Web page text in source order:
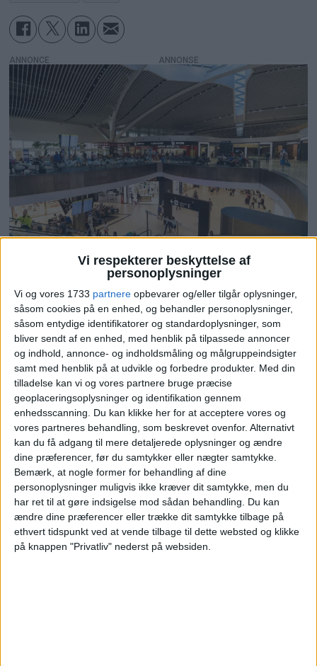
Vi respekterer beskyttelse af
personoplysninger
Vi og vores 1733 partnere opbevarer og/eller tilgår oplysninger,
såsom cookies på en enhed, og behandler personoplysninger,
såsom entydige identifikatorer og standardoplysninger, som
bliver sendt af en enhed, med henblik på tilpassede annoncer
og indhold, annonce- og indholdsmåling og målgruppeindsigter
samt med henblik på at udvikle og forbedre produkter. Med din
tilladelse kan vi og vores partnere bruge præcise
geoplaceringsoplysninger og identifikation gennem
enhedsscanning. Du kan klikke her for at acceptere vores og
vores partneres behandling, som beskrevet ovenfor. Alternativt
kan du få adgang til mere detaljerede oplysninger og ændre
dine præferencer, før du samtykker eller nægter samtykke.
Bemærk, at nogle former for behandling af dine
personoplysninger muligvis ikke kræver dit samtykke, men du
har ret til at gøre indsigelse mod sådan behandling.
Du kan
ændre dine præferencer eller trække dit samtykke tilbage på
ethvert tidspunkt ved at vende tilbage til dette websted og klikke
på knappen "Privatliv" nederst på websiden.
ANNONCE
Roms lufthavn
satser 9 milliarder
euro - skal være
klar til
jubilæumsåret
2033
Roms hovedlufthavn Fiumicino planlægger en